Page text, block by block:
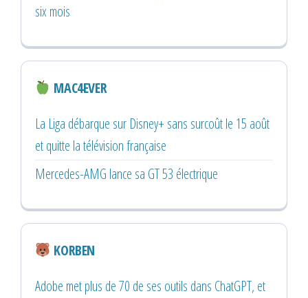
six mois
MAC4EVER
La Liga débarque sur Disney+ sans surcoût le 15 août
et quitte la télévision française
Mercedes-AMG lance sa GT 53 électrique
KORBEN
Adobe met plus de 70 de ses outils dans ChatGPT, et